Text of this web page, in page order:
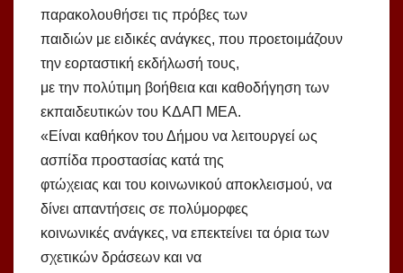
παρακολουθήσει τις πρόβες των
παιδιών με ειδικές ανάγκες, που προετοιμάζουν
την εορταστική εκδήλωσή τους,
με την πολύτιμη βοήθεια και καθοδήγηση των
εκπαιδευτικών του ΚΔΑΠ ΜΕΑ.
«Είναι καθήκον του Δήμου να λειτουργεί ως
ασπίδα προστασίας κατά της
φτώχειας και του κοινωνικού αποκλεισμού, να
δίνει απαντήσεις σε πολύμορφες
κοινωνικές ανάγκες, να επεκτείνει τα όρια των
σχετικών δράσεων και να